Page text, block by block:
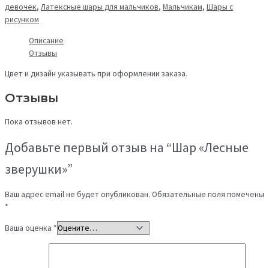
девочек,Латексные шары для мальчиков, Мальчикам, Шары с
рисунком
Описание
Отзывы
Цвет и дизайн указывать при оформлении заказа.
Отзывы
Пока отзывов нет.
Добавьте первый отзыв на “Шар «Лесные
зверушки»”
Ваш адрес email не будет опубликован. Обязательные поля помечены
*
Ваша оценка *